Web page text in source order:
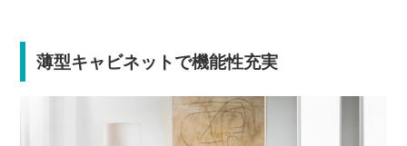
薄型キャビネットで機能性充実